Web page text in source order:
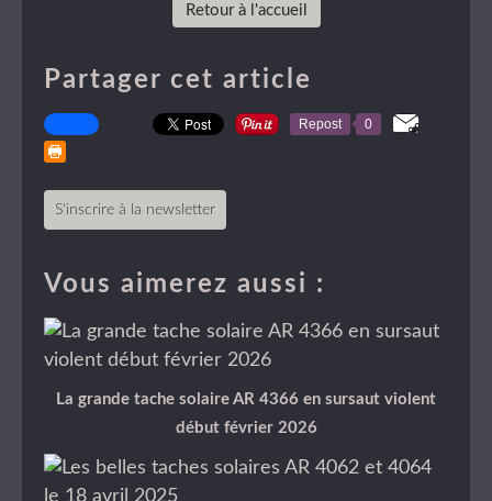
Retour à l'accueil
Partager cet article
Repost 0
S'inscrire à la newsletter
Vous aimerez aussi :
La grande tache solaire AR 4366 en sursaut violent
début février 2026